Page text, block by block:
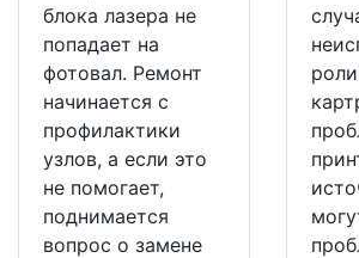
блока лазера не
попадает на
фотовал. Ремонт
начинается с
профилактики
узлов, а если это
не помогает,
поднимается
вопрос о замене